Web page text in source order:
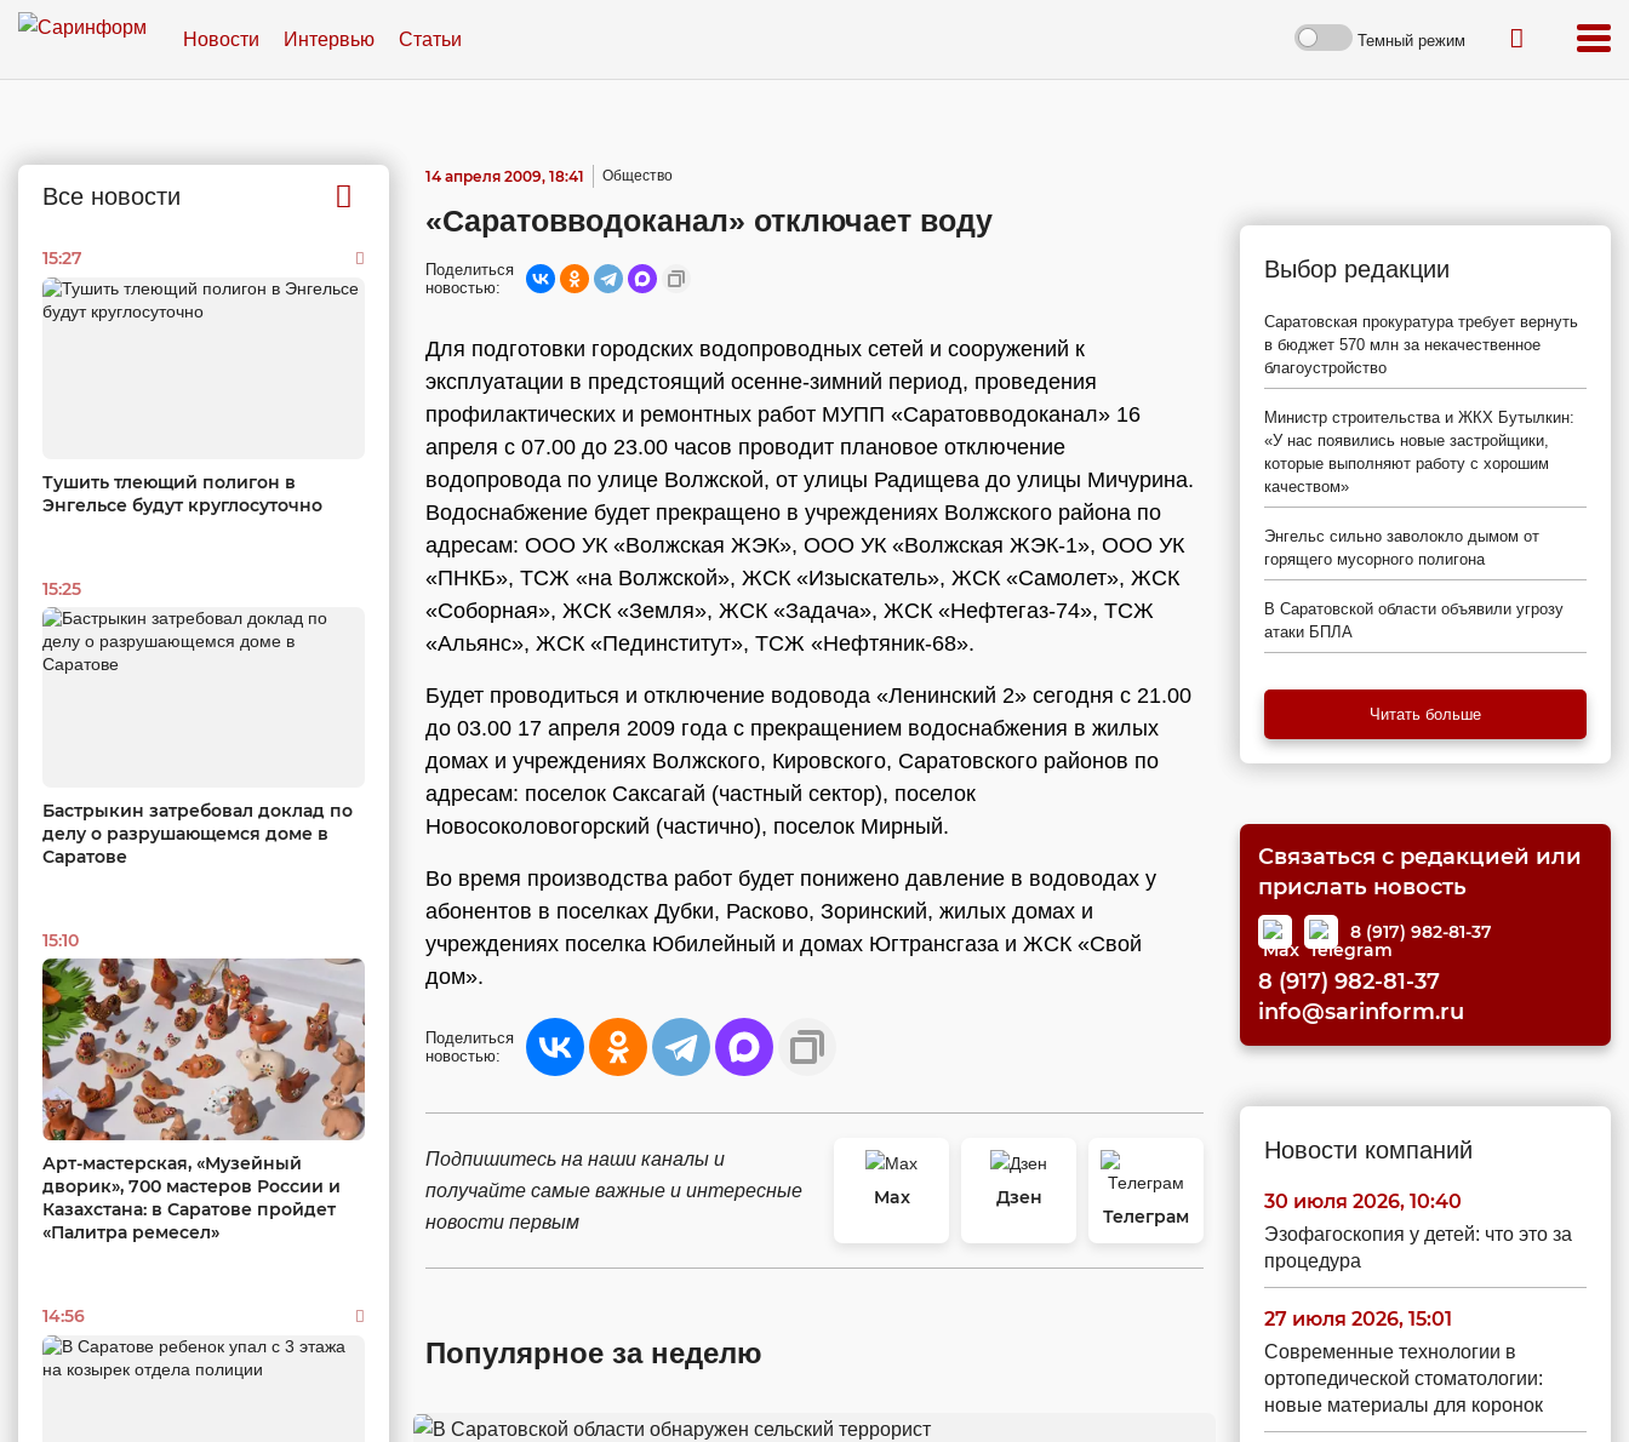
Новости Интервью Статьи Темный режим
Все новости
15:27
Тушить тлеющий полигон в
Энгельсе будут круглосуточно
15:25
Бастрыкин затребовал доклад по
делу о разрушающемся доме в
Саратове
15:10
Арт-мастерская, «Музейный
дворик», 700 мастеров России и
Казахстана: в Саратове пройдет
«Палитра ремесел»
14:56
14 апреля 2009, 18:41 Общество
«Саратовводоканал» отключает воду
Поделиться
новостью:
Для подготовки городских водопроводных сетей и сооружений к
эксплуатации в предстоящий осенне-зимний период, проведения
профилактических и ремонтных работ МУПП «Саратовводоканал» 16
апреля с 07.00 до 23.00 часов проводит плановое отключение
водопровода по улице Волжской, от улицы Радищева до улицы Мичурина.
Водоснабжение будет прекращено в учреждениях Волжского района по
адресам: ООО УК «Волжская ЖЭК», ООО УК «Волжская ЖЭК-1», ООО УК
«ПНКБ», ТСЖ «на Волжской», ЖСК «Изыскатель», ЖСК «Самолет», ЖСК
«Соборная», ЖСК «Земля», ЖСК «Задача», ЖСК «Нефтегаз-74», ТСЖ
«Альянс», ЖСК «Пединститут», ТСЖ «Нефтяник-68».
Будет проводиться и отключение водовода «Ленинский 2» сегодня с 21.00
до 03.00 17 апреля 2009 года с прекращением водоснабжения в жилых
домах и учреждениях Волжского, Кировского, Саратовского районов по
адресам: поселок Саксагай (частный сектор), поселок
Новосоколовогорский (частично), поселок Мирный.
Во время производства работ будет понижено давление в водоводах у
абонентов в поселках Дубки, Расково, Зоринский, жилых домах и
учреждениях поселка Юбилейный и домах Югтрансгаза и ЖСК «Свой
дом».
Поделиться
новостью:
Подпишитесь на наши каналы и
получайте самые важные и интересные
новости первым
Max
Дзен
Телеграм
Популярное за неделю
Выбор редакции
Саратовская прокуратура требует вернуть
в бюджет 570 млн за некачественное
благоустройство
Министр строительства и ЖКХ Бутылкин:
«У нас появились новые застройщики,
которые выполняют работу с хорошим
качеством»
Энгельс сильно заволокло дымом от
горящего мусорного полигона
В Саратовской области объявили угрозу
атаки БПЛА
Читать больше
Связаться с редакцией или
прислать новость
8 (917) 982-81-37
8 (917) 982-81-37
info@sarinform.ru
Новости компаний
30 июля 2026, 10:40
Эзофагоскопия у детей: что это за
процедура
27 июля 2026, 15:01
Современные технологии в
ортопедической стоматологии:
новые материалы для коронок